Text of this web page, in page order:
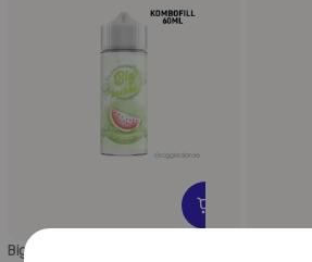
Big Bubble